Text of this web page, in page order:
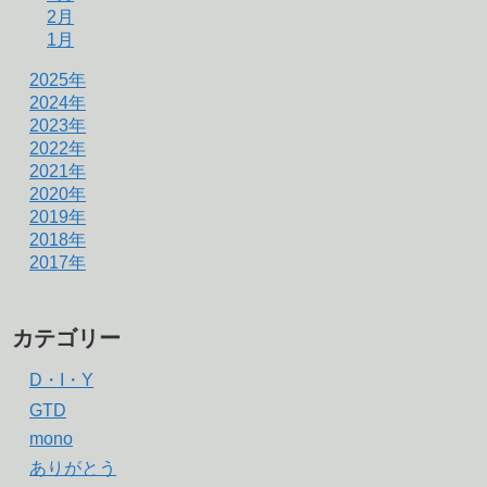
2月
1月
2025年
2024年
2023年
2022年
2021年
2020年
2019年
2018年
2017年
カテゴリー
D・I・Y
GTD
mono
ありがとう